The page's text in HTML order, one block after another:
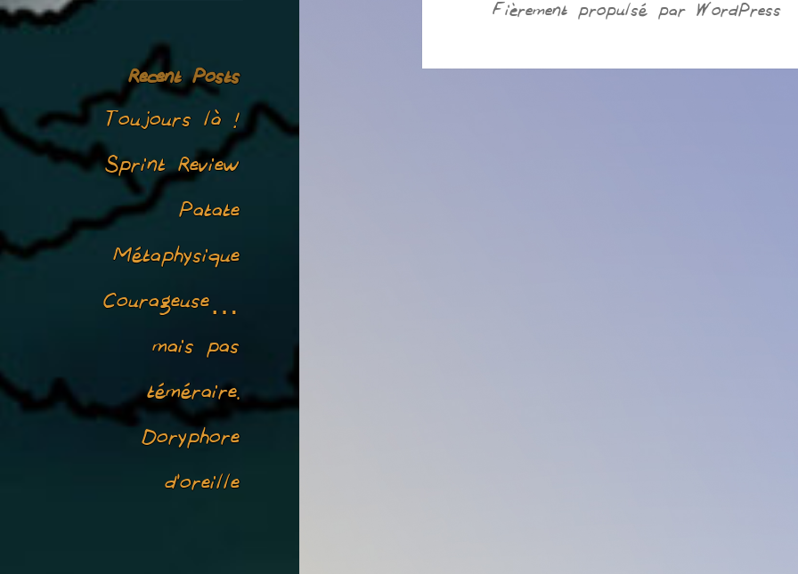
Recent Posts
Toujours là !
Sprint Review
Patate
Métaphysique
Courageuse…
mais pas
téméraire.
Doryphore
d’oreille
Fièrement propulsé par WordPress